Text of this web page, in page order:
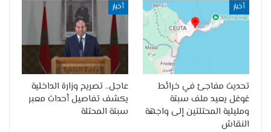
أخبار
تحديث مفاجئ في خرائط
غوغل يعيد ملف سبتة
ومليلية المحتلتين إلى واجهة
النقاش
أخبار
عاجل.. تصريح وزارة الداخلية
يكشف تفاصيل أحداث معبر
سبتة المحتلة